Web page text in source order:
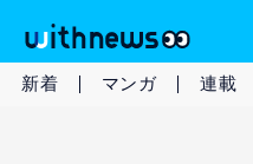
新着 マンガ 連載